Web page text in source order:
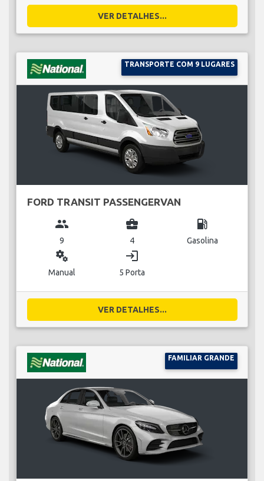
VER DETALHES...
TRANSPORTE COM 9 LUGARES
FORD TRANSIT PASSENGERVAN
group
9
business_center
4
local_gas_station
Gasolina
miscellaneous_services
Manual
login
5 Porta
VER DETALHES...
FAMILIAR GRANDE